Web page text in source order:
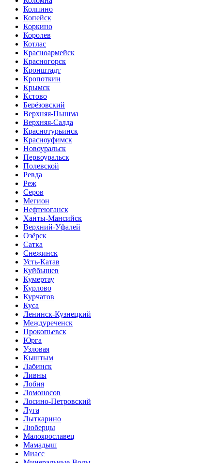
Колпино
Копейск
Коркино
Королев
Котлас
Красноармейск
Красногорск
Кронштадт
Кропоткин
Крымск
Кстово
Берёзовский
Верхняя-Пышма
Верхняя-Салда
Краснотурьинск
Красноуфимск
Новоуральск
Первоуральск
Полевской
Ревда
Реж
Серов
Мегион
Нефтеюганск
Ханты-Мансийск
Верхний-Уфалей
Озёрск
Сатка
Снежинск
Усть-Катав
Куйбышев
Кумертау
Курлово
Курчатов
Куса
Ленинск-Кузнецкий
Междуреченск
Прокопьевск
Юрга
Узловая
Кыштым
Лабинск
Ливны
Лобня
Ломоносов
Лосино-Петровский
Луга
Лыткарино
Люберцы
Малоярославец
Мамадыш
Миасс